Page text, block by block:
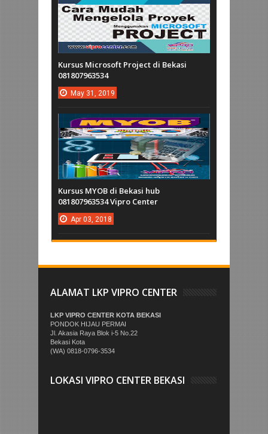
Kursus Microsoft Project di Bekasi
081807963534
May 31, 2019
Kursus MYOB di Bekasi hub
081807963534 Vipro Center
Apr 03, 2018
ALAMAT LKP VIPRO CENTER
LKP VIPRO CENTER KOTA BEKASI
PONDOK HIJAU PERMAI
Jl. Akasia Raya Blok i-5 No.22
Bekasi Kota
(WA) 0818-0796-3534
LOKASI VIPRO CENTER BEKASI